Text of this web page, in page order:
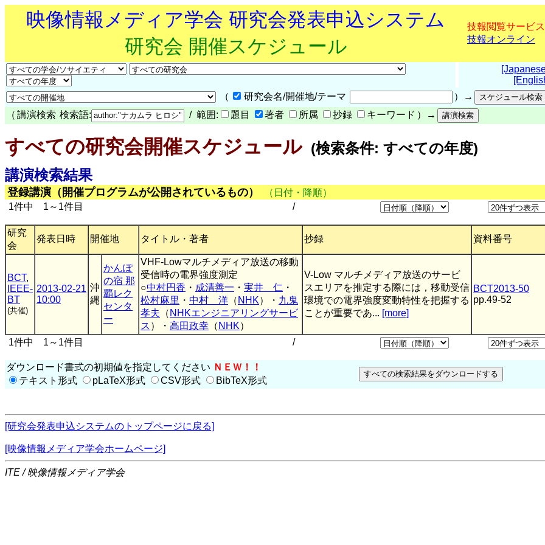
映像情報メディア学会 研究会発表申込システム
研究会 開催スケジュール
技報閲覧サービス
技報オンライン
（
研究会名/開催地/テーマ
）→
（ 講演検索 検索語: / 範囲: 題目 著者 所属 抄録 キーワード ）→
すべての研究会開催スケジュール(検索条件: すべての年度)
講演検索結果
登録講演（開催プログラムが公開されているもの）
（日付・降順）
1件中 1～1件目
/
研究
会
発表日時 開催地 タイトル・著者 抄録 資料番号
BCT,
IEEE-
BT
(共催)
2013-02-21
10:00
沖
縄
かんぽ
の宿 那
覇レク
センタ
ー
VHF-Lowマルチメディア放送の移動
受信時の電界強度測定
○中村円香 ・ 成清善一 ・ 実井 仁 ・
松村麻里 ・ 中村 洋 （ NHK）・ 九鬼
孝夫 （ NHKエンジニアリングサービ
ス ）・ 高田政幸 （ NHK）
V-Low マルチメディア放送のサービ
スエリアを推定する際には，移動受信
環境での電界強度変動特性を把握する
ことが重要であ... [more]
BCT2013-50
pp.49-52
1件中 1～1件目 /
ダウンロード書式の初期値を指定してください ＮＥＷ！！
テキスト形式
pLaTeX形式 CSV形式 BibTeX形式
[研究会発表申込システムのトップページに戻る]
[映像情報メディア学会ホームページ]
ITE / 映像情報メディア学会